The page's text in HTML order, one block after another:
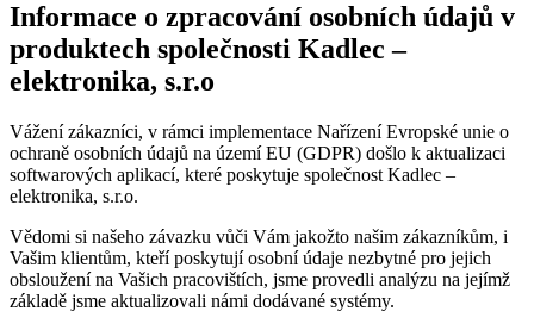
Informace o zpracování osobních údajů v
produktech společnosti Kadlec –
elektronika, s.r.o
Vážení zákazníci, v rámci implementace Nařízení Evropské unie o
ochraně osobních údajů na území EU (GDPR) došlo k aktualizaci
softwarových aplikací, které poskytuje společnost Kadlec –
elektronika, s.r.o.
Vědomi si našeho závazku vůči Vám jakožto našim zákazníkům, i
Vašim klientům, kteří poskytují osobní údaje nezbytné pro jejich
obsloužení na Vašich pracovištích, jsme provedli analýzu na jejímž
základě jsme aktualizovali námi dodávané systémy.